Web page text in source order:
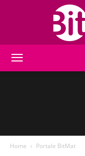
Home Portale BitMat